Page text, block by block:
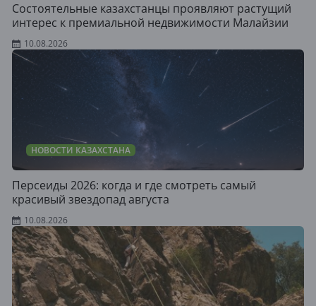
Состоятельные казахстанцы проявляют растущий
интерес к премиальной недвижимости Малайзии
10.08.2026
НОВОСТИ КАЗАХСТАНА
Персеиды 2026: когда и где смотреть самый
красивый звездопад августа
10.08.2026